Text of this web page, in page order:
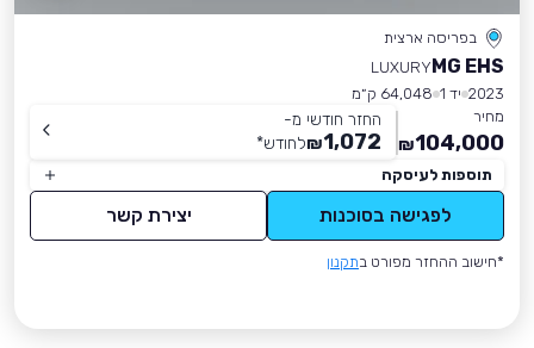
בפריסה ארצית
MG EHS
LUXURY
2023 יד 1
64,048 ק״מ
מחיר
104,000
₪
החזר חודשי מ-
1,072
₪לחודש*
תוספות לעיסקה
לפגישה בסוכנות יצירת קשר
*חישוב ההחזר מפורט בתקנון